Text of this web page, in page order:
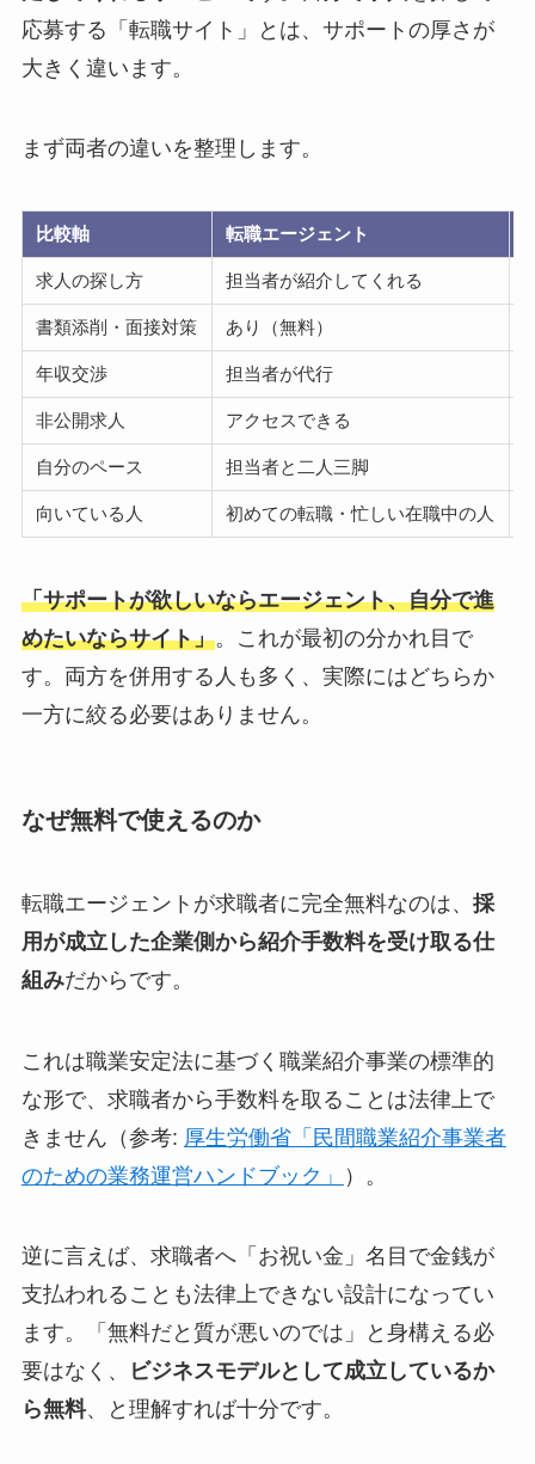
応募する「転職サイト」とは、サポートの厚さが
大きく違います。
まず両者の違いを整理します。
比較軸 転職エージェント
求人の探し方 担当者が紹介してくれる
書類添削・面接対策 あり（無料）
年収交渉 担当者が代行
非公開求人 アクセスできる
自分のペース 担当者と二人三脚
向いている人 初めての転職・忙しい在職中の人
「サポートが欲しいならエージェント、自分で進
めたいならサイト」。これが最初の分かれ目で
す。両方を併用する人も多く、実際にはどちらか
一方に絞る必要はありません。
なぜ無料で使えるのか
転職エージェントが求職者に完全無料なのは、 採
用が成立した企業側から紹介手数料を受け取る仕
組みだからです。
これは職業安定法に基づく職業紹介事業の標準的
な形で、求職者から手数料を取ることは法律上で
きません（参考: 厚生労働省「民間職業紹介事業者
のための業務運営ハンドブック」
）。
逆に言えば、求職者へ「お祝い金」名目で金銭が
支払われることも法律上できない設計になってい
ます。「無料だと質が悪いのでは」と身構える必
要はなく、
ビジネスモデルとして成立しているか
ら無料、と理解すれば十分です。